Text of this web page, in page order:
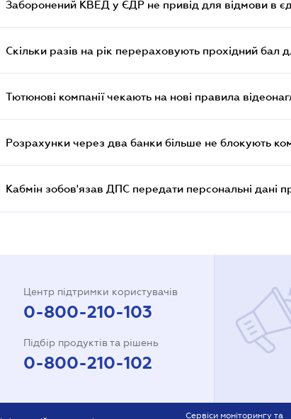
Заборонений КВЕД у ЄДР не привід для відмови в
Скільки разів на рік перераховують прохідний бал
Тютюнові компанії чекають на нові правила
Розрахунки через два банки більше не блокують
Кабмін зобов'язав ДПС передати персональні дані
Центр підтримки користувачів
0-800-210-103
Підбір продуктів та рішень
0-800-210-102
Сервіси моніторингу та